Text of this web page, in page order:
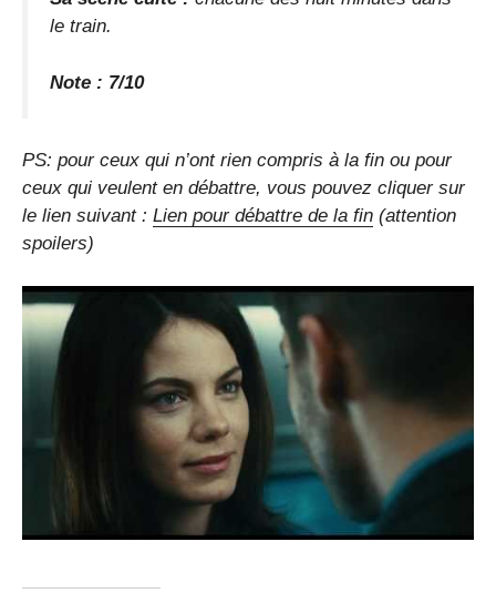
le train.
Note : 7/10
PS: pour ceux qui n’ont rien compris à la fin ou pour
ceux qui veulent en débattre, vous pouvez cliquer sur
le lien suivant : Lien pour débattre de la fin (attention
spoilers)